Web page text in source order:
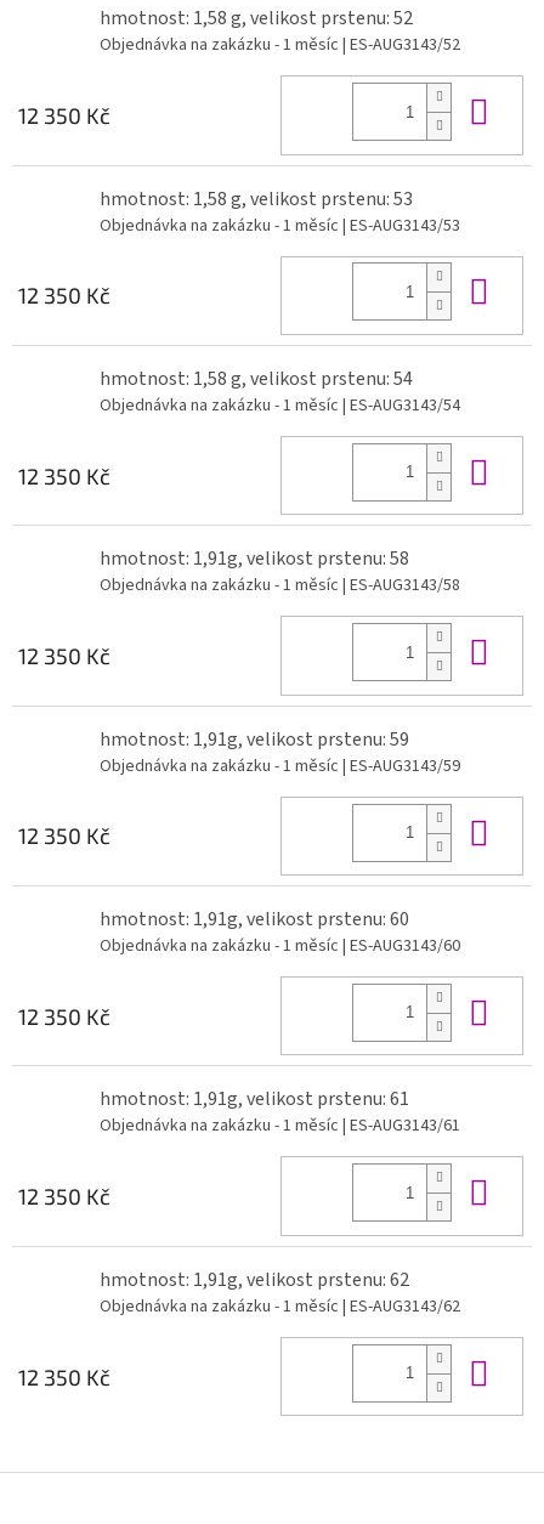
hmotnost: 1,58 g, velikost prstenu: 52
Objednávka na zakázku - 1 měsíc | ES-AUG3143/52
12 350 Kč
hmotnost: 1,58 g, velikost prstenu: 53
Objednávka na zakázku - 1 měsíc | ES-AUG3143/53
12 350 Kč
hmotnost: 1,58 g, velikost prstenu: 54
Objednávka na zakázku - 1 měsíc | ES-AUG3143/54
12 350 Kč
hmotnost: 1,91g, velikost prstenu: 58
Objednávka na zakázku - 1 měsíc | ES-AUG3143/58
12 350 Kč
hmotnost: 1,91g, velikost prstenu: 59
Objednávka na zakázku - 1 měsíc | ES-AUG3143/59
12 350 Kč
hmotnost: 1,91g, velikost prstenu: 60
Objednávka na zakázku - 1 měsíc | ES-AUG3143/60
12 350 Kč
hmotnost: 1,91g, velikost prstenu: 61
Objednávka na zakázku - 1 měsíc | ES-AUG3143/61
12 350 Kč
hmotnost: 1,91g, velikost prstenu: 62
Objednávka na zakázku - 1 měsíc | ES-AUG3143/62
12 350 Kč